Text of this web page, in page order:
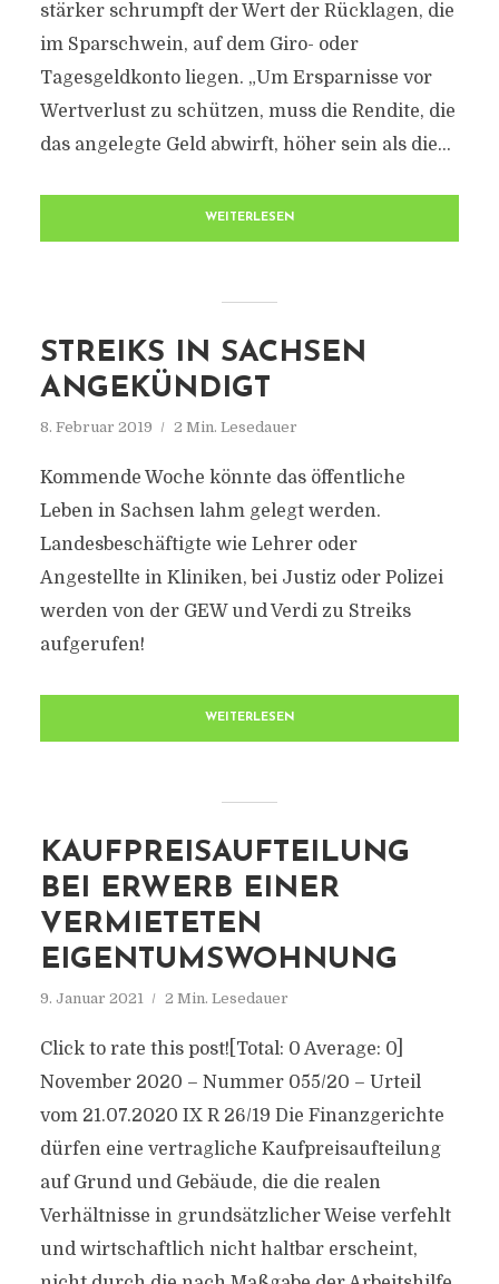
stärker schrumpft der Wert der Rücklagen, die
im Sparschwein, auf dem Giro- oder
Tagesgeldkonto liegen. „Um Ersparnisse vor
Wertverlust zu schützen, muss die Rendite, die
das angelegte Geld abwirft, höher sein als die...
WEITERLESEN
STREIKS IN SACHSEN
ANGEKÜNDIGT
8. Februar 2019 2 Min. Lesedauer
Kommende Woche könnte das öffentliche
Leben in Sachsen lahm gelegt werden.
Landesbeschäftigte wie Lehrer oder
Angestellte in Kliniken, bei Justiz oder Polizei
werden von der GEW und Verdi zu Streiks
aufgerufen!
WEITERLESEN
KAUFPREISAUFTEILUNG
BEI ERWERB EINER
VERMIETETEN
EIGENTUMSWOHNUNG
9. Januar 2021 2 Min. Lesedauer
Click to rate this post![Total: 0 Average: 0]
November 2020 – Nummer 055/20 – Urteil
vom 21.07.2020 IX R 26/19 Die Finanzgerichte
dürfen eine vertragliche Kaufpreisaufteilung
auf Grund und Gebäude, die die realen
Verhältnisse in grundsätzlicher Weise verfehlt
und wirtschaftlich nicht haltbar erscheint,